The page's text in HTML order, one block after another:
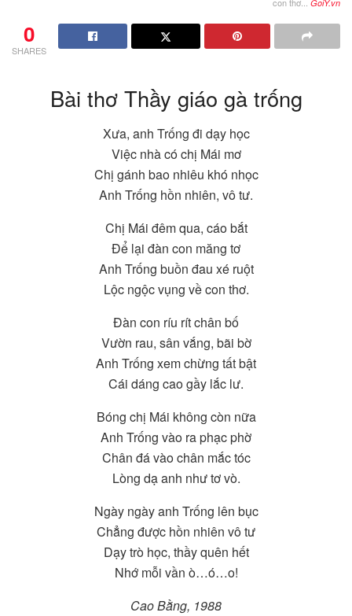
GoiY.vn
0
SHARES
Bài thơ Thầy giáo gà trống
Xưa, anh Trống đi dạy học
Việc nhà có chị Mái mơ
Chị gánh bao nhiêu khó nhọc
Anh Trống hồn nhiên, vô tư.
Chị Mái đêm qua, cáo bắt
Để lại đàn con măng tơ
Anh Trống buồn đau xé ruột
Lộc ngộc vụng về con thơ.
Đàn con ríu rít chân bố
Vườn rau, sân vắng, bãi bờ
Anh Trống xem chừng tất bật
Cái dáng cao gầy lắc lư.
Bóng chị Mái không còn nữa
Anh Trống vào ra phạc phờ
Chân đá vào chân mắc tóc
Lòng dạ anh như tơ vò.
Ngày ngày anh Trống lên bục
Chẳng được hồn nhiên vô tư
Dạy trò học, thầy quên hết
Nhớ mỗi vần ò…ó…o!
Cao Bằng, 1988